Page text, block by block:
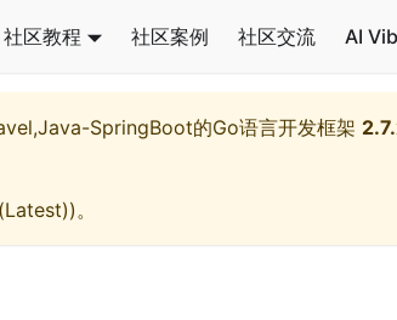
社区教程 社区案例 社区交流 AI
SpringBoot的Go语言开发框架
)。